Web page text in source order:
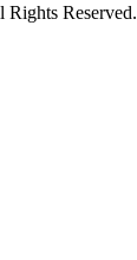
Reserved.